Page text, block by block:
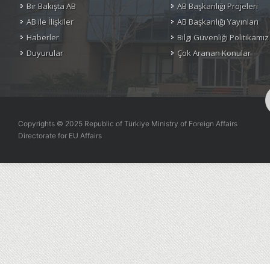
Bir Bakışta AB
AB ile İlişkiler
Haberler
Duyurular
AB Başkanlığı Projeleri
AB Başkanlığı Yayınları
Bilgi Güvenliği Politikamız
Çok Aranan Konular
Copyrights © 2025 Republic of Türkiye Ministry of Foreign Affairs
Directorate for EU Affairs